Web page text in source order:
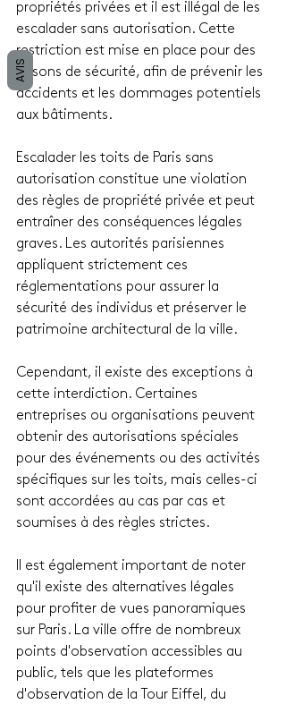
propriétés privées et il est illégal de les
escalader sans autorisation. Cette
restriction est mise en place pour des
raisons de sécurité, afin de prévenir les
accidents et les dommages potentiels
aux bâtiments.
Escalader les toits de Paris sans
autorisation constitue une violation
des règles de propriété privée et peut
entraîner des conséquences légales
graves. Les autorités parisiennes
appliquent strictement ces
réglementations pour assurer la
sécurité des individus et préserver le
patrimoine architectural de la ville.
Cependant, il existe des exceptions à
cette interdiction. Certaines
entreprises ou organisations peuvent
obtenir des autorisations spéciales
pour des événements ou des activités
spécifiques sur les toits, mais celles-ci
sont accordées au cas par cas et
soumises à des règles strictes.
Il est également important de noter
qu'il existe des alternatives légales
pour profiter de vues panoramiques
sur Paris. La ville offre de nombreux
points d'observation accessibles au
public, tels que les plateformes
d'observation de la Tour Eiffel, du
AVIS